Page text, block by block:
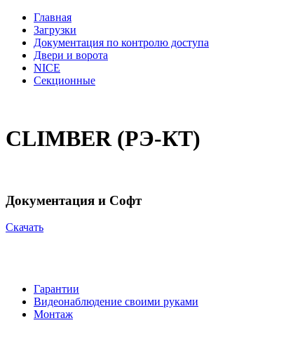
Главная
Загрузки
Документация по контролю доступа
Двери и ворота
NICE
Секционные
CLIMBER (РЭ-КТ)
Документация и Софт
Cкачать
Гарантии
Видеонаблюдение своими руками
Монтаж